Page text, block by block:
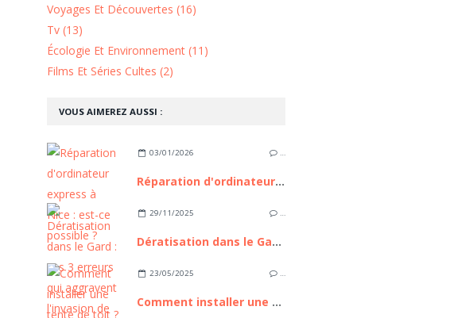
VOUS AIMEREZ AUSSI :
03/01/2026 …
Réparation d'ordinateur express à Nice : est-ce possible ?
29/11/2025 …
Dératisation dans le Gard : ces 3 erreurs qui aggravent l'invasion de rongeurs
23/05/2025 …
Comment installer une tente de toit ?
Voyages Et Découvertes (16)
Tv (13)
Écologie Et Environnement (11)
Films Et Séries Cultes (2)